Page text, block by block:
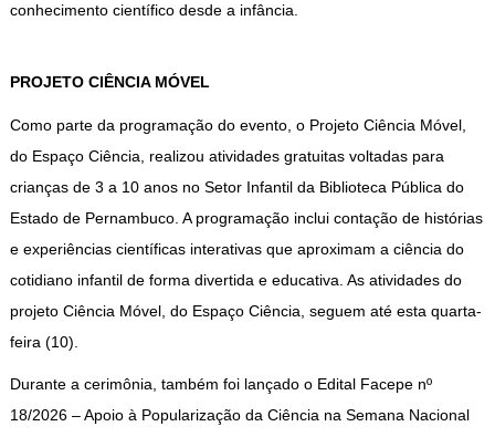
conhecimento científico desde a infância.
PROJETO CIÊNCIA MÓVEL
Como parte da programação do evento, o Projeto Ciência Móvel,
do Espaço Ciência, realizou atividades gratuitas voltadas para
crianças de 3 a 10 anos no Setor Infantil da Biblioteca Pública do
Estado de Pernambuco. A programação inclui contação de histórias
e experiências científicas interativas que aproximam a ciência do
cotidiano infantil de forma divertida e educativa. As atividades do
projeto Ciência Móvel, do Espaço Ciência, seguem até esta quarta-
feira (10).
Durante a cerimônia, também foi lançado o Edital Facepe nº
18/2026 – Apoio à Popularização da Ciência na Semana Nacional